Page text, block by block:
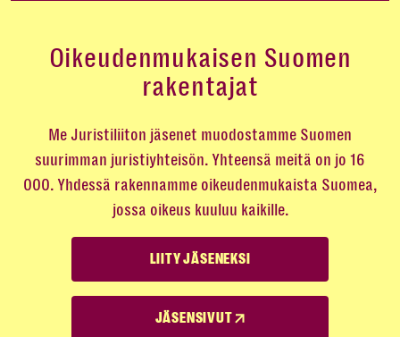
Oikeudenmukaisen Suomen
rakentajat
Me Juristiliiton jäsenet muodostamme Suomen
suurimman juristiyhteisön. Yhteensä meitä on jo 16
000. Yhdessä rakennamme oikeudenmukaista Suomea,
jossa oikeus kuuluu kaikille.
LIITY JÄSENEKSI
JÄSENSIVUT